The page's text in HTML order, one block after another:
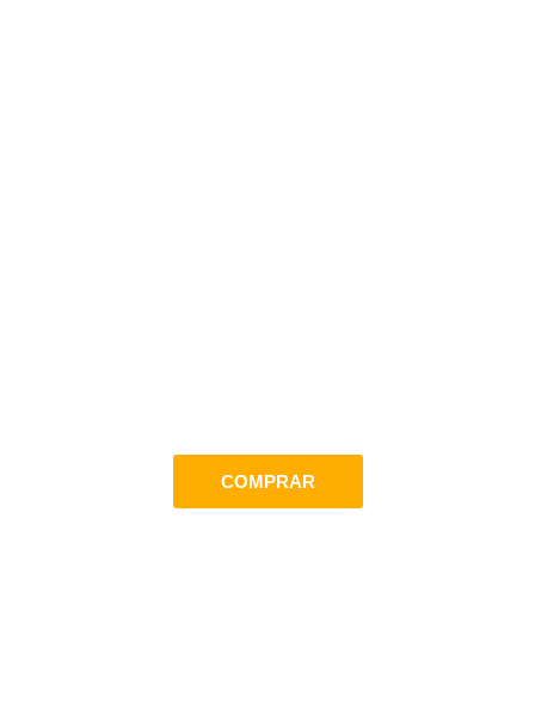
COMPRAR